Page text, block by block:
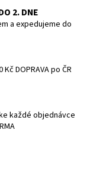
2. DNE
a expedujeme do
DOPRAVA po ČR
každé objednávce